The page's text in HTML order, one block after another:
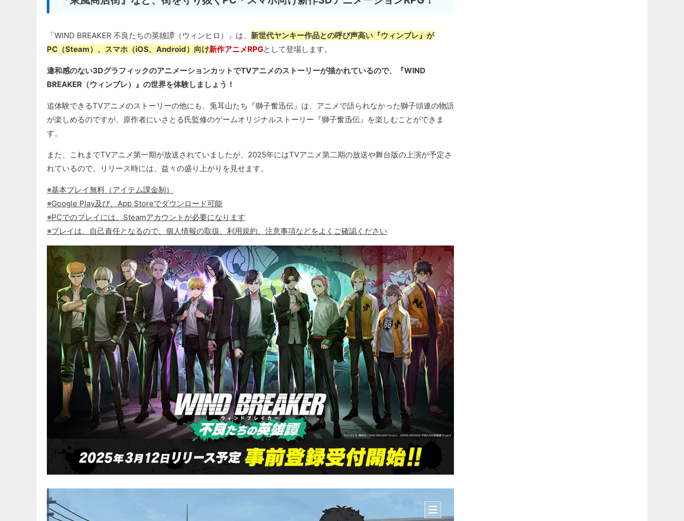
「WIND BREAKER 不良たちの英雄譚（ウィンヒロ）」は、 新世代ヤンキー作品との呼び声高い『ウィンブレ』が
PC（Steam）、スマホ（iOS、Android）向け新作アニメRPGとして登場します。
違和感のない3DグラフィックのアニメーションカットでTVアニメのストーリーが描かれているので、『WIND
BREAKER（ウィンブレ）』の世界を体験しましょう！
追体験できるTVアニメのストーリーの他にも、兎耳山たち『獅子奮迅伝』は、アニメで語られなかった獅子頭連の物語
が楽しめるのですが、原作者にいさとる氏監修のゲームオリジナルストーリー『獅子奮迅伝』を楽しむことができま
す。
また、これまでTVアニメ第一期が放送されていましたが、2025年にはTVアニメ第二期の放送や舞台版の上演が予定さ
れているので、リリース時には、益々の盛り上がりを見せます。
※基本プレイ無料（アイテム課金制）
※Google Play及び、App Storeでダウンロード可能
※PCでのプレイには、Steamアカウントが必要になります
※プレイは、自己責任となるので、個人情報の取扱、利用規約、注意事項などをよくご確認ください